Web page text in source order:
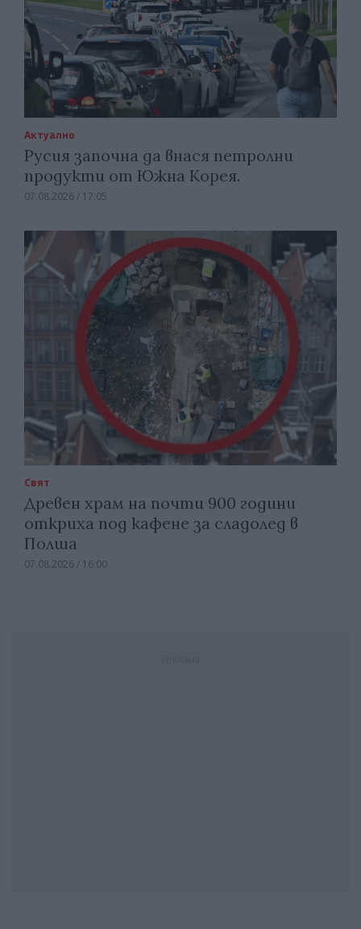
Актуално
Русия започна да внася петролни
продукти от Южна Корея.
07.08.2026 / 17:05
Свят
Древен храм на почти 900 години
откриха под кафене за сладолед в
Полша
07.08.2026 / 16:00